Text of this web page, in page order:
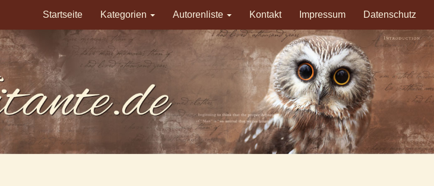
Startseite Kategorien Autorenliste Kontakt Impressum Datenschutz